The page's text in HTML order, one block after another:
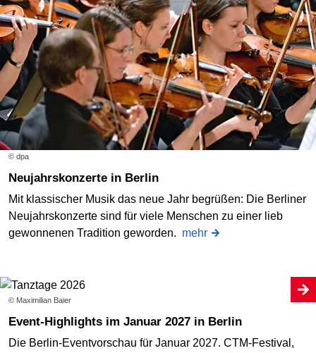
© dpa
Neujahrskonzerte in Berlin
Mit klassischer Musik das neue Jahr begrüßen: Die Berliner
Neujahrskonzerte sind für viele Menschen zu einer lieb
gewonnenen Tradition geworden. mehr
© Maximilian Baier
Event-Highlights im Januar 2027 in Berlin
Die Berlin-Eventvorschau für Januar 2027. CTM-Festival,